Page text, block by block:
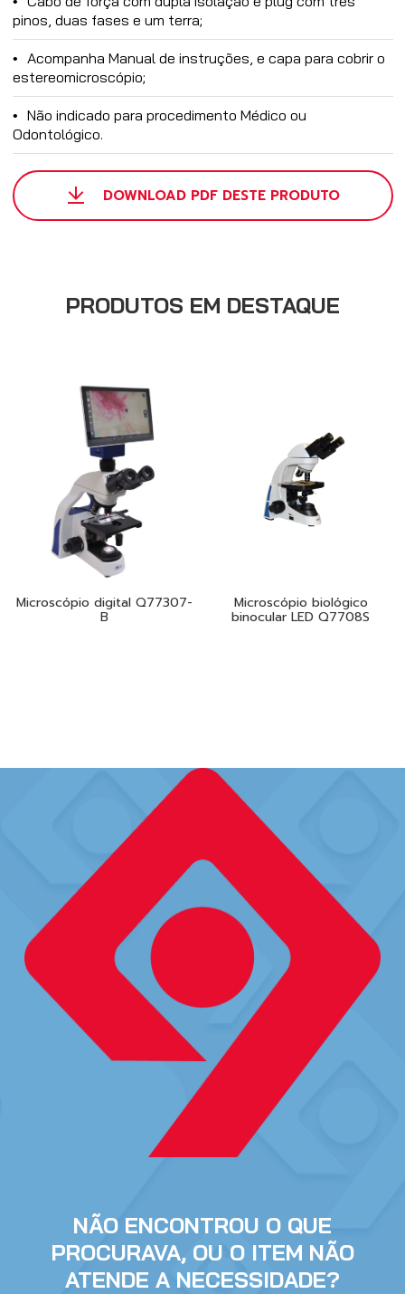
pinos, duas fases e um terra;
Acompanha Manual de instruções, e capa para cobrir o
estereomicroscópio;
Não indicado para procedimento Médico ou
Odontológico.
DOWNLOAD PDF DESTE PRODUTO
PRODUTOS EM DESTAQUE
Microscópio digital Q77307-
B
Microscópio biológico
binocular LED Q7708S
NÃO ENCONTROU O QUE
PROCURAVA, OU O ITEM NÃO
ATENDE A NECESSIDADE?